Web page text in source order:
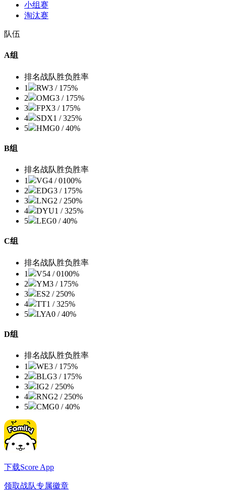
小组赛
淘汰赛
队伍
A组
排名战队胜负胜率
1
RW3 / 1 75%
2
OMG3 / 1 75%
3
FPX3 / 1 75%
4
SDX1 / 325%
5
HMG0 / 40%
B组
排名战队胜负胜率
1
VG4 / 0100%
2
EDG3 / 1 75%
3
LNG2 / 250%
4
DYU1 / 325%
5
LEG0 / 40%
C组
排名战队胜负胜率
1
V54 / 0100%
2
YM3 / 1 75%
3
ES2 / 250%
4
TT1 / 325%
5
LYA0 / 40%
D组
排名战队胜负胜率
1
WE3 / 1 75%
2
BLG3 / 1 75%
3
IG2 / 250%
4
RNG2 / 250%
5
CMG0 / 40%
下载Score App
领取战队专属徽章